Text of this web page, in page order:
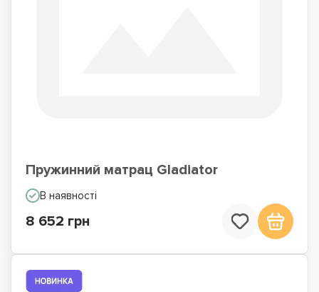
Пружинний матрац Gladiator
В наявності
8 652 грн